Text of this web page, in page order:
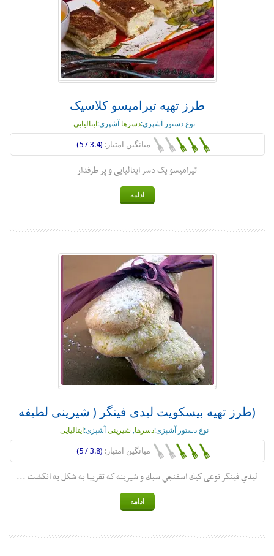
طرز تهیه تیرامیسو کلاسیک
نوع دستور آشپزی:دسرها آشپزی:ایتالیایی
میانگین امتیاز: (3.4 / 5)
تیرامیسو یک دسر ایتالیایی و پر طرفدار
ادامه
(طرز تهیه بیسکویت لیدی فینگر ( شیرینی لطیفه
نوع دستور آشپزی:دسرها شیرینی آشپزی:ایتالیایی
میانگین امتیاز: (3.8 / 5)
ليدي فينگر نوعی كيك اسفنجي سبك و شيرينه كه تقريبا به شكل يه انگشت ...
ادامه